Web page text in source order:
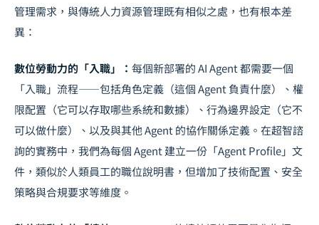
管理需求，與傳統人力資源管理既有相似之處，也有根本差
異：
數位勞動力的「入職」： 每個新部署的 AI Agent 都需要一個
「入職」流程——包括角色定義（這個 Agent 負責什麼）、權
限配置（它可以存取哪些系統和數據）、行為邊界設定（它不
可以做什麼）、以及與其他 Agent 的協作關係定義。在超智諮
詢的實務中，我們為每個 Agent 建立一份「Agent Profile」文
件，類似於人類員工的職位說明書，但增加了技術配置、安全
策略與合規要求等維度。